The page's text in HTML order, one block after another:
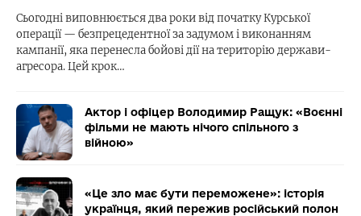
Сьогодні виповнюється два роки від початку Курської
операції — безпрецедентної за задумом і виконанням
кампанії, яка перенесла бойові дії на територію держави-
агресора. Цей крок…
Актор і офіцер Володимир Ращук: «Воєнні
фільми не мають нічого спільного з
війною»
«Це зло має бути переможене»: історія
українця, який пережив російський полон